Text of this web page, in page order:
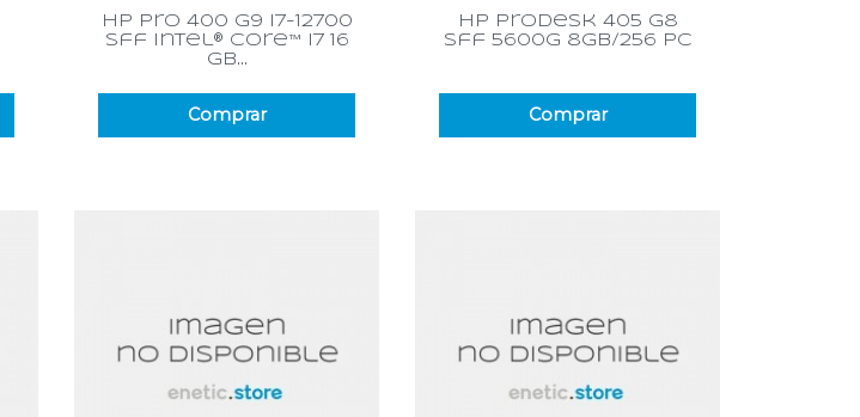
Vista rápida
hp pro 400 g9 i7-12700
sff intel® core™ i7 16
gb...
Comprar
Vista rápida
hp prodesk 405 g8
sff 5600g 8gb/256 pc
Comprar